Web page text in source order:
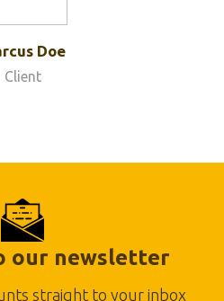
Doe
Client
our newsletter
straight to your inbox